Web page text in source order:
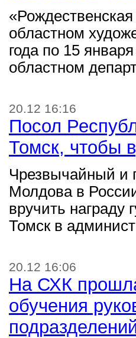
областном
года по 15
областном
20.12 16:16
Посол
Томск, чтобы
Чрезвычайный и
Молдова в
вручить награду
Томск в
20.12 16:06
На СХК
обучения